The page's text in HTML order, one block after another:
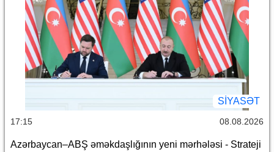
SİYASƏT
17:15 08.08.2026
Azərbaycan–ABŞ əməkdaşlığının yeni mərhələsi - Strateji